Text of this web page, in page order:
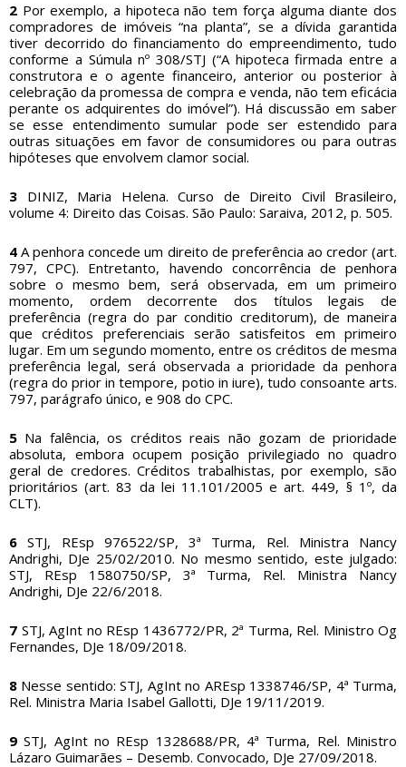
2 Por exemplo, a hipoteca não tem força alguma diante dos
compradores de imóveis “na planta”, se a dívida garantida
tiver decorrido do financiamento do empreendimento, tudo
conforme a Súmula nº 308/STJ (“A hipoteca firmada entre a
construtora e o agente financeiro, anterior ou posterior à
celebração da promessa de compra e venda, não tem eficácia
perante os adquirentes do imóvel”). Há discussão em saber
se esse entendimento sumular pode ser estendido para
outras situações em favor de consumidores ou para outras
hipóteses que envolvem clamor social.
3 DINIZ, Maria Helena. Curso de Direito Civil Brasileiro,
volume 4: Direito das Coisas. São Paulo: Saraiva, 2012, p. 505.
4 A penhora concede um direito de preferência ao credor (art.
797, CPC). Entretanto, havendo concorrência de penhora
sobre o mesmo bem, será observada, em um primeiro
momento, ordem decorrente dos títulos legais de
preferência (regra do par conditio creditorum), de maneira
que créditos preferenciais serão satisfeitos em primeiro
lugar. Em um segundo momento, entre os créditos de mesma
preferência legal, será observada a prioridade da penhora
(regra do prior in tempore, potio in iure), tudo consoante arts.
797, parágrafo único, e 908 do CPC.
5 Na falência, os créditos reais não gozam de prioridade
absoluta, embora ocupem posição privilegiado no quadro
geral de credores. Créditos trabalhistas, por exemplo, são
prioritários (art. 83 da lei 11.101/2005 e art. 449, § 1º, da
CLT).
6 STJ, REsp 976522/SP, 3ª Turma, Rel. Ministra Nancy
Andrighi, DJe 25/02/2010. No mesmo sentido, este julgado:
STJ, REsp 1580750/SP, 3ª Turma, Rel. Ministra Nancy
Andrighi, DJe 22/6/2018.
7 STJ, AgInt no REsp 1436772/PR, 2ª Turma, Rel. Ministro Og
Fernandes, DJe 18/09/2018.
8 Nesse sentido: STJ, AgInt no AREsp 1338746/SP, 4ª Turma,
Rel. Ministra Maria Isabel Gallotti, DJe 19/11/2019.
9 STJ, AgInt no REsp 1328688/PR, 4ª Turma, Rel. Ministro
Lázaro Guimarães – Desemb. Convocado, DJe 27/09/2018.